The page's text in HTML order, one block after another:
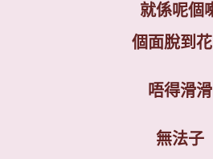
就係呢個
個面脫到
唔得滑滑
無法子